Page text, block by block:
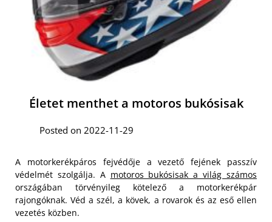
Életet menthet a motoros bukósisak
Posted on 2022-11-29
A motorkerékpáros fejvédője a vezető fejének passzív
védelmét szolgálja. A motoros bukósisak a világ számos
országában törvényileg kötelező a motorkerékpár
rajongóknak. Véd a szél, a kövek, a rovarok és az eső ellen
vezetés közben.